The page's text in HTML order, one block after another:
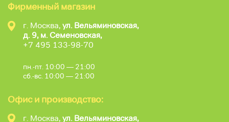
Фирменный магазин
г. Москва, ул. Вельяминовская,
д. 9, м. Семеновская,
+7 495 133-98-70
пн.-пт. 10:00 — 21:00
сб.-вс. 10:00 — 21:00
Офис и производство:
г. Москва, ул. Вельяминовская,